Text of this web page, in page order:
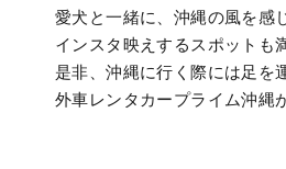
愛犬と一緒に、沖縄の風を感
インスタ映えするスポットも
是非、沖縄に行く際には足を
外車レンタカープライム沖